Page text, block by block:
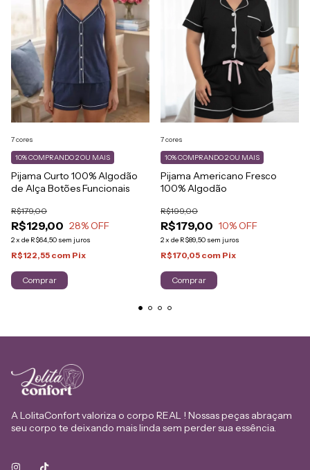
Pijama Curto 100% Algodão
de Alça Botões Funcionais
R$129,00
R$179,00
28% OFF
2x de R$64,50 sem juros
10%COMPRANDO 2 OU MAIS
R$122,55 com Pix
7 cores
Comprar
Pijama Americano Fresco
100% Algodão
R$179,00
R$199,00
10% OFF
2x de R$89,50 sem juros
10%COMPRANDO 2 OU MAIS
R$170,05 com Pix
7 cores
Comprar
A LolitaConfort valoriza o corpo REAL ! Nossas peças abraçam
seu corpo te deixando mais linda sem perder sua essência.